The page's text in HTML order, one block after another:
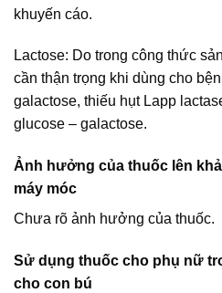
khuyến cáo.
Lactose: Do trong công thức
cần thận trọng khi dùng cho
galactose, thiếu hụt Lapp
glucose – galactose.
Ảnh hưởng của thuốc lên
máy móc
Chưa rõ ảnh hưởng của thuốc.
Sử dụng thuốc cho phụ nữ
cho con bú